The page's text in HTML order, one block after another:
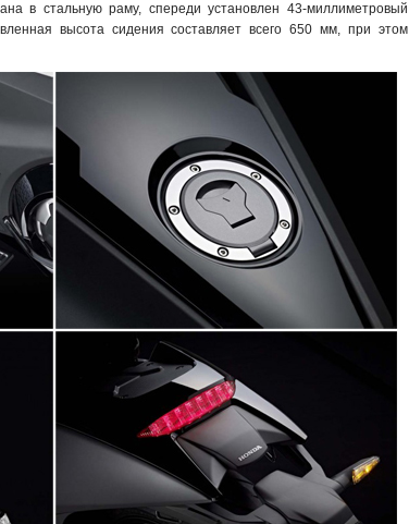
в стальную раму, спереди установлен 43-миллиметровый
высота сидения составляет всего 650 мм, при этом